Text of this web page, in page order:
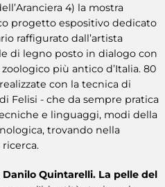
4) la mostra
progetto espositivo dedicato
raffigurato dall’artista
di legno posto in dialogo con
più antico d’Italia. 80
con la tecnica di
Felisi - che da sempre pratica
e linguaggi, modi della
trovando nella
Danilo Quintarelli. La pelle del